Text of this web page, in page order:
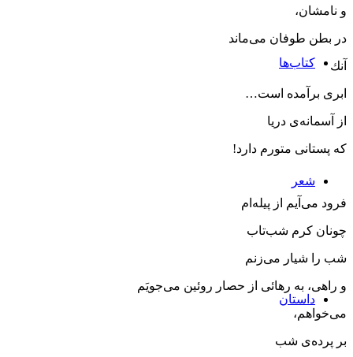
کتاب‌ها
شعر
داستان
و نامشان،
در بطن طوفان می‌ماند
آنك
ابری برآمده ‌است…
از آسمانه‌ی دریا
كه پستانی متورم دارد!
فرود می‌آیم از پیله‌ام
چونان كرم شب‌تاب
شب را شیار می‌زنم
و راهی، به رهائی از حصار روئین می‌جویَم
می‌خواهم،
بر پرده‌ی شب